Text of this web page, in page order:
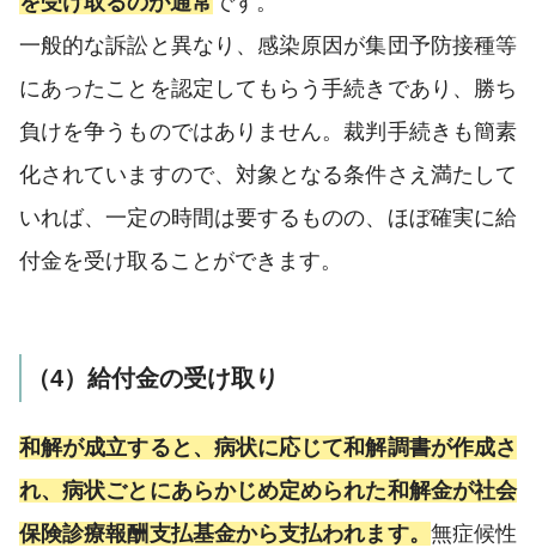
一般的な訴訟と異なり、感染原因が集団予防接種等
にあったことを認定してもらう手続きであり、勝ち
負けを争うものではありません。裁判手続きも簡素
化されていますので、対象となる条件さえ満たして
いれば、一定の時間は要するものの、ほぼ確実に給
付金を受け取ることができます。
（4）給付金の受け取り
和解が成立すると、病状に応じて和解調書が作成さ
れ、病状ごとにあらかじめ定められた和解金が社会
保険診療報酬支払基金から支払われます。 無症候性